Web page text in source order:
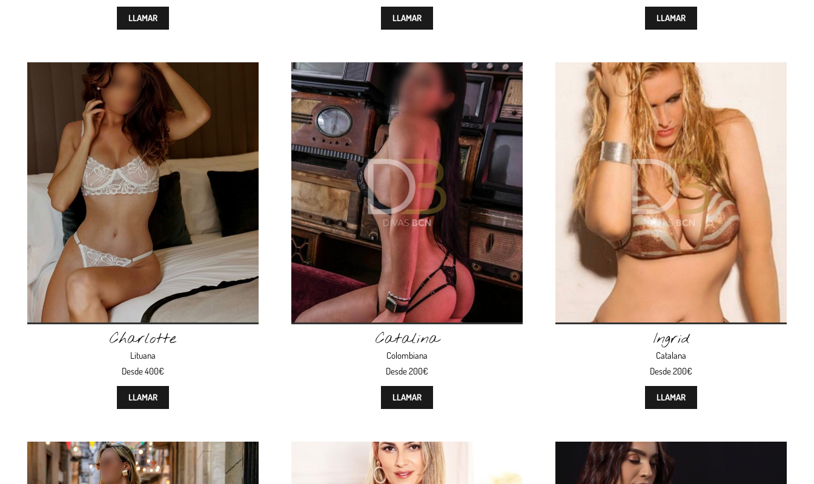
LLAMAR LLAMAR LLAMAR
Charlotte
Lituana
Desde 400€
LLAMAR
Catalina
Colombiana
Desde 200€
LLAMAR
Ingrid
Catalana
Desde 200€
LLAMAR